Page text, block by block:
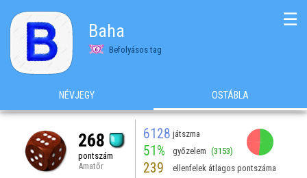
Baha
Befolyásos tag
☰
NÉVJEGY OSTÁBLA
268
pontszám
Amatőr
6128 játszma
51% győzelem (3153)
239 ellenfelek átlagos pontszáma